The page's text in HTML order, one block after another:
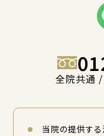
全院共通
当院の提供す